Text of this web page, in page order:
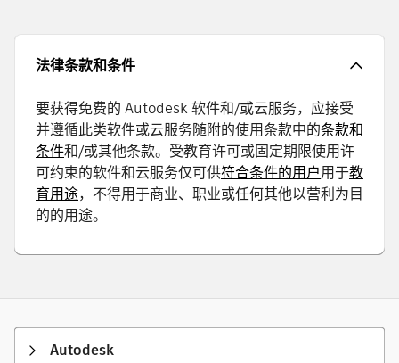
法律条款和条件
要获得免费的 Autodesk 软件和/或云服务，应接受
并遵循此类软件或云服务随附的使用条款中的条款和
条件和/或其他条款。受教育许可或固定期限使用许
可约束的软件和云服务仅可供符合条件的用户用于教
育用途，不得用于商业、职业或任何其他以营利为目
的的用途。
Autodesk